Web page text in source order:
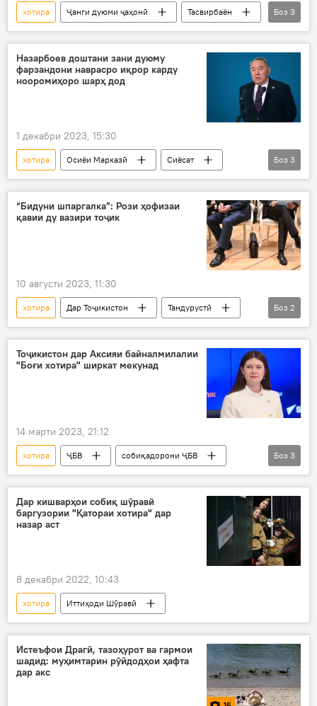
хотира Ҷанги дуюми ҷаҳонӣ
Тасвирбаён
Душанбе
кӯча қаҳрамон
Боз 3
Назарбоев доштани зани дуюму
фарзандони наврасро иқрор карду
нооромиҳоро шарҳ дод
1 декабри 2023, 15:30
хотира Осиёи Марказӣ
Сиёсат
Нурсултон Назарбоев
Қазоқистон
китоб
Боз 3
“Бидуни шпаргалка”: Рози ҳофизаи
қавии ду вазири тоҷик
10 августи 2023, 11:30
хотира Дар Тоҷикистон
Тандурустӣ
Вазорати тандурустӣ
нишасти матбуотӣ
Боз 2
Тоҷикистон дар Аксияи байналмилалии
"Боғи хотира" ширкат мекунад
14 марти 2023, 21:12
хотира ҶБВ
собиқадорони ҶБВ
куҳансарбоз
аксия куҳансарбозон
Боз 3
Дар кишварҳои собиқ шӯравӣ
баргузории "Қатораи хотира" дар
назар аст
8 декабри 2022, 10:43
хотира Иттиҳоди Шӯравӣ
Истеъфои Драгӣ, тазоҳурот ва гармои
шадид: муҳимтарин рӯйдодҳои ҳафта
дар акс